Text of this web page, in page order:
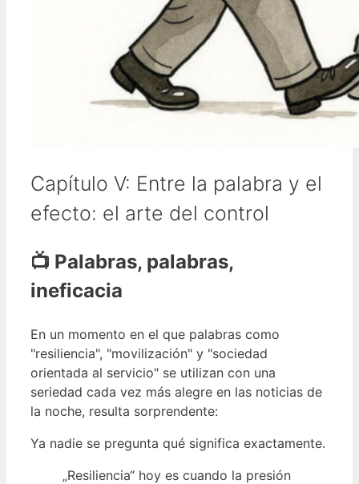
Capítulo V: Entre la palabra y el
efecto: el arte del control
📺 Palabras, palabras,
ineficacia
En un momento en el que palabras como
"resiliencia", "movilización" y "sociedad
orientada al servicio" se utilizan con una
seriedad cada vez más alegre en las noticias de
la noche, resulta sorprendente:
Ya nadie se pregunta qué significa exactamente.
„Resiliencia“ hoy es cuando la presión